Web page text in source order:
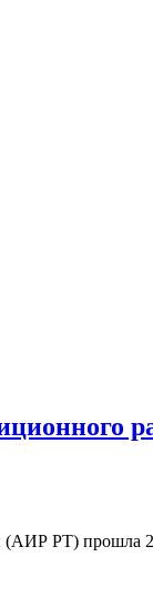
РТ) прошла